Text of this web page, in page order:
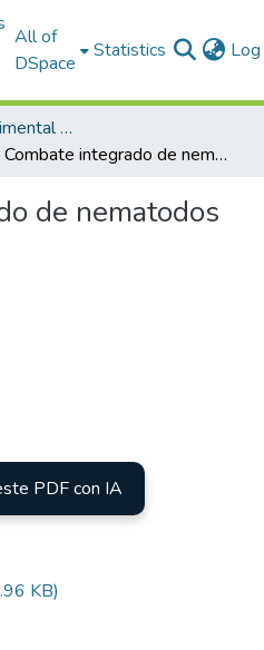
All of
DSpace
Statistics
1.- Estación Experimental Santa Catalina
Combate integrado de nematodos
de nematodos
PDF con IA
KB)